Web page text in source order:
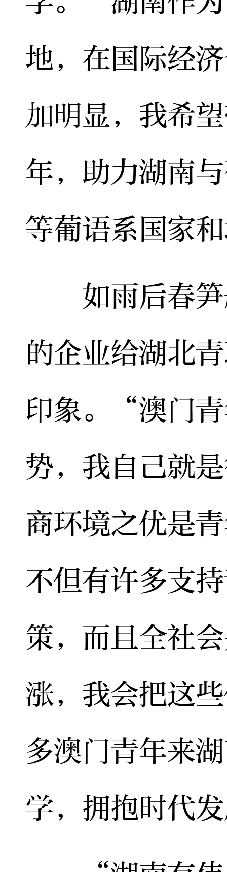
地，在国际经
加明显，我希
年，助力湖南
等葡语系国家
如雨后春笋
的企业给湖北
印象。“澳门
势，我自己就
商环境之优是
不但有许多支
策，而且全社
涨，我会把这
多澳门青年来
学，拥抱时代